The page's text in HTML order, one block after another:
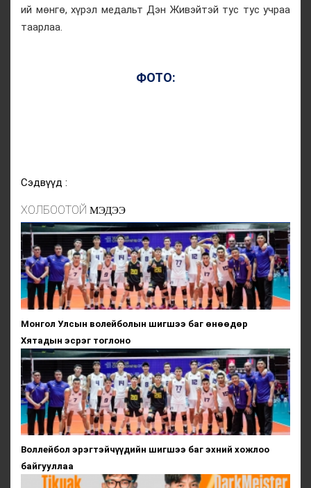
ий мөнгө, хүрэл медальт Дэн Живэйтэй тус тус учраа
таарлаа.
ФОТО:
Сэдвүүд :
ХОЛБООТОЙ МЭДЭЭ
Монгол Улсын волейболын шигшээ баг өнөөдөр
Хятадын эсрэг тоглоно
Воллейбол эрэгтэйчүүдийн шигшээ баг эхний хожлоо
байгууллаа